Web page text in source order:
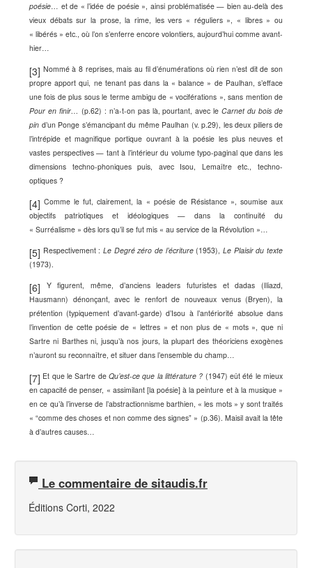
poésie… et de « l’idée de poésie », ainsi problématisée — bien au-delà des
vieux débats sur la prose, la rime, les vers « réguliers », « libres » ou
« libérés » etc., où l’on s’enferre encore volontiers, aujourd’hui comme avant-
hier…
[3] Nommé à 8 reprises, mais au fil d’énumérations où rien n’est dit de son
propre apport qui, ne tenant pas dans la « balance » de Paulhan, s’efface
une fois de plus sous le terme ambigu de « vociférations », sans mention de
Pour en finir… (p.62) : n’a-t-on pas là, pourtant, avec leCarnet du bois de
pin d’un Ponge s’émancipant du même Paulhan (v. p.29), les deux piliers de
l’intrépide et magnifique portique ouvrant à la poésie les plus neuves et
vastes perspectives — tant à l’intérieur du volume typo-paginal que dans les
dimensions techno-phoniques puis, avec Isou, Lemaître etc., techno-
optiques ?
[4] Comme le fut, clairement, la « poésie de Résistance », soumise aux
objectifs patriotiques et idéologiques — dans la continuité du
« Surréalisme » dès lors qu’il se fut mis « au service de la Révolution »…
[5] Respectivement : Le Degré zéro de l’écriture(1953), Le Plaisir du texte
(1973).
[6] Y figurent, même, d’anciens leaders futuristes et dadas (Iliazd,
Hausmann) dénonçant, avec le renfort de nouveaux venus (Bryen), la
prétention (typiquement d’avant-garde) d’Isou à l’antériorité absolue dans
l’invention de cette poésie de « lettres » et non plus de « mots », que ni
Sartre ni Barthes ni, jusqu’à nos jours, la plupart des théoriciens exogènes
n’auront su reconnaître, et situer dans l’ensemble du champ…
[7] Et que le Sartre de Qu’est-ce que la littérature ? (1947) eût été le mieux
en capacité de penser, « assimilant [la poésie] à la peinture et à la musique »
en ce qu’à l’inverse de l’abstractionnisme barthien, « les mots » y sont traités
« “comme des choses et non comme des signes” » (p.36). Maisil avait la tête
à d’autres causes…
Le commentaire de sitaudis.fr
Éditions Corti, 2022